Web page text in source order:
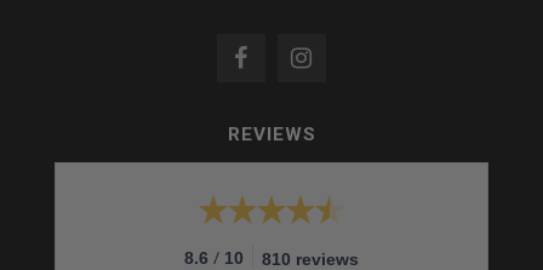
REVIEWS
8.6 / 10 810 reviews